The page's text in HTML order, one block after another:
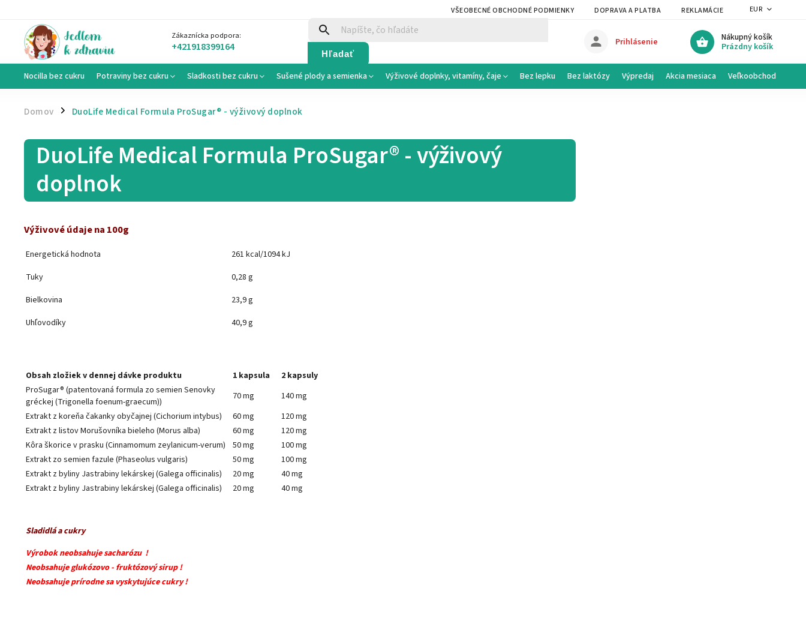
VŠEOBECNÉ OBCHODNÉ PODMIENKY DOPRAVA A PLATBA REKLAMÁCIE A VRÁTENIE
EUR
Zákaznícka podpora:
+421918399164 Hľadať
Nákupný košík
Prázdny košík
Prihlásenie
Nocilla bez cukru Potraviny bez cukru Sladkosti bez cukru Sušené plody a semienka Výživové doplnky, vitamíny, čaje Bez lepku Bez laktózy Výpredaj Akcia mesiaca Veľkoobchod
Domov / DuoLife Medical Formula ProSugar® - výživový doplnok
DuoLife Medical Formula ProSugar® - výživový
doplnok
Výživové údaje na 100g
Energetická hodnota
261 kcal/1094 kJ
Tuky
0,28 g
Bielkovina
23,9 g
Uhľovodíky
40,9 g
Obsah zložiek v dennej dávke produktu 1 kapsula
2 kapsuly
ProSugar® (patentovaná formula zo semien Senovky
gréckej (Trigonella foenum-graecum))
70 mg
140 mg
Extrakt z koreňa čakanky obyčajnej (Cichorium intybus)
60 mg
120 mg
Extrakt z listov Morušovníka bieleho (Morus alba)
60 mg
120 mg
Kôra škorice v prasku (Cinnamomum zeylanicum-verum)
50 mg
100 mg
Extrakt zo semien fazule (Phaseolus vulgaris)
50 mg
100 mg
Extrakt z byliny Jastrabiny lekárskej (Galega officinalis)
20 mg
40 mg
Extrakt z byliny Jastrabiny lekárskej (Galega officinalis)
20 mg 40 mg
Sladidlá a cukry
Výrobok neobsahuje sacharózu !
Neobsahuje glukózovo - fruktózový sirup !
Neobsahuje prírodne sa vyskytujúce cukry !